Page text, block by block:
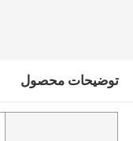
توضیحات محصول